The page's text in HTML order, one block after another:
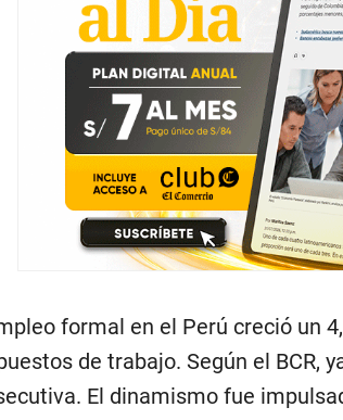
formal en el Perú creció un
de trabajo. Según el BCR,
El dinamismo fue